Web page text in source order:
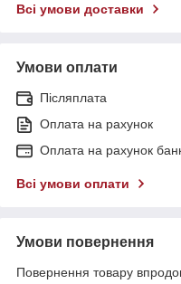
Всі умови доставки
Умови оплати
Післяплата
Оплата на рахунок
Оплата на рахунок
Всі умови оплати
Умови повернення
Повернення товару